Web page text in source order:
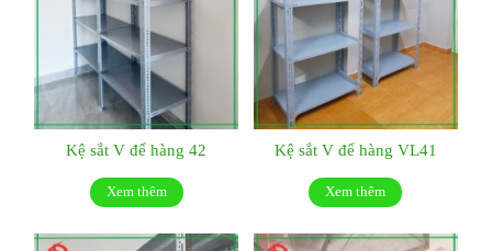
Kệ sắt V để hàng 42
Xem thêm
Kệ sắt V để hàng VL41
Xem thêm